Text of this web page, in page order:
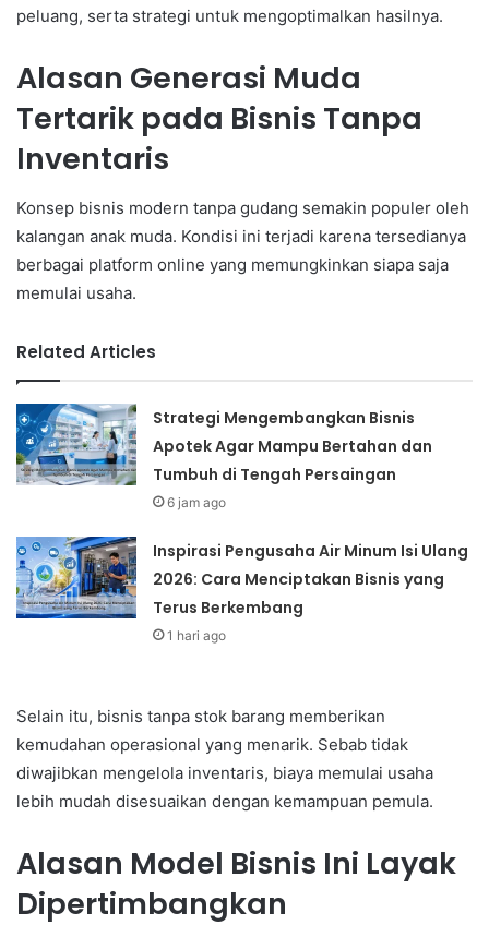
peluang, serta strategi untuk mengoptimalkan hasilnya.
Alasan Generasi Muda
Tertarik pada Bisnis Tanpa
Inventaris
Konsep bisnis modern tanpa gudang semakin populer oleh
kalangan anak muda. Kondisi ini terjadi karena tersedianya
berbagai platform online yang memungkinkan siapa saja
memulai usaha.
Related Articles
Strategi Mengembangkan Bisnis
Apotek Agar Mampu Bertahan dan
Tumbuh di Tengah Persaingan
6 jam ago
Inspirasi Pengusaha Air Minum Isi Ulang
2026: Cara Menciptakan Bisnis yang
Terus Berkembang
1 hari ago
Selain itu, bisnis tanpa stok barang memberikan
kemudahan operasional yang menarik. Sebab tidak
diwajibkan mengelola inventaris, biaya memulai usaha
lebih mudah disesuaikan dengan kemampuan pemula.
Alasan Model Bisnis Ini Layak
Dipertimbangkan